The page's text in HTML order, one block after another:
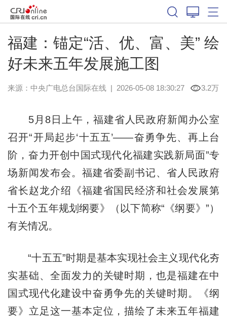
福建：锚定“活、优、富、美” 绘
好未来五年发展施工图
来源：中央广电总台国际在线| 2026-05-08 18:30:27 3.2万
5月8日上午，福建省人民政府新闻办公室
召开“开局起步‘十五五’——奋勇争先、再上台
阶，奋力开创中国式现代化福建实践新局面”专
场新闻发布会。福建省委副书记、省人民政府
省长赵龙介绍《福建省国民经济和社会发展第
十五个五年规划纲要》（以下简称“《纲要》”）
有关情况。
“十五五”时期是基本实现社会主义现代化夯
实基础、全面发力的关键时期，也是福建在中
国式现代化建设中奋勇争先的关键时期。《纲
要》立足这一基本定位，描绘了未来五年福建